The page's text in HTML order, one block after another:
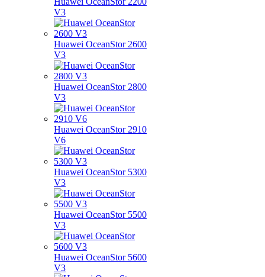
V3
Huawei OceanStor 2600
V3
Huawei OceanStor 2800
V3
Huawei OceanStor 2910
V6
Huawei OceanStor 5300
V3
Huawei OceanStor 5500
V3
Huawei OceanStor 5600
V3